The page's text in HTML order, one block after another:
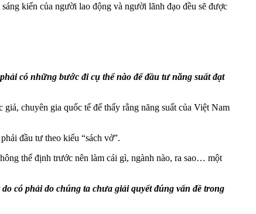
kiến của người lao động và người lãnh đạo đều sẽ được
có những bước đi cụ thể nào để đầu tư năng suất đạt
chuyên gia quốc tế để thấy rằng năng suất của Việt Nam
đầu tư theo kiểu “sách vở”.
thể định trước nên làm cái gì, ngành nào, ra sao… một
có phải do chúng ta chưa giải quyết đúng vấn đề trong